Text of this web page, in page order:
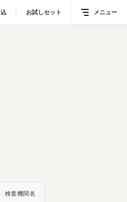
お試しセット メニュー
お試しセット メニュー
検査機関名